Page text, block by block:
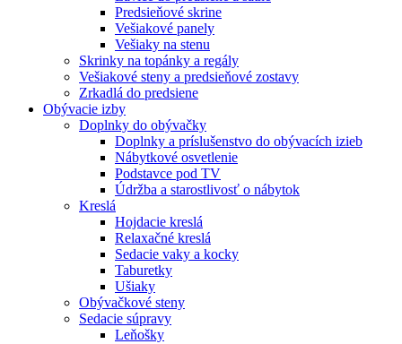
Predsieňové skrine
Vešiakové panely
Vešiaky na stenu
Skrinky na topánky a regály
Vešiakové steny a predsieňové zostavy
Zrkadlá do predsiene
Obývacie izby
Doplnky do obývačky
Doplnky a príslušenstvo do obývacích izieb
Nábytkové osvetlenie
Podstavce pod TV
Údržba a starostlivosť o nábytok
Kreslá
Hojdacie kreslá
Relaxačné kreslá
Sedacie vaky a kocky
Taburetky
Ušiaky
Obývačkové steny
Sedacie súpravy
Leňošky